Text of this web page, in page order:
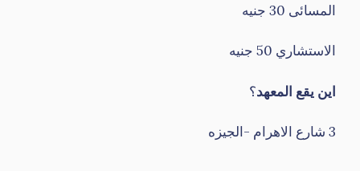
المسائى 30 جنيه
الاستشاري 50 جنيه
اين يقع المعهد؟
3 شارع الاهرام -الجيزه